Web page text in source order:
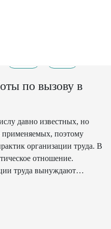
по вызову в
давно известных, но
применяемых, поэтому
организации труда. В
отношение.
труда вынуждают